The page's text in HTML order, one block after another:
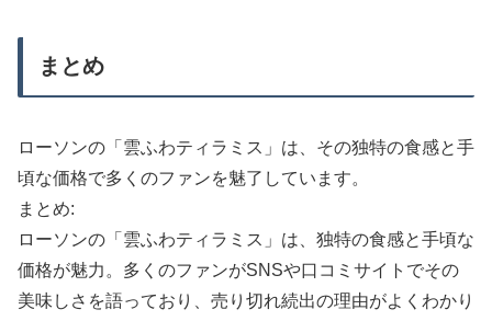
まとめ
ローソンの「雲ふわティラミス」は、その独特の食感と手
頃な価格で多くのファンを魅了しています。
まとめ:
ローソンの「雲ふわティラミス」は、独特の食感と手頃な
価格が魅力。多くのファンがSNSや口コミサイトでその
美味しさを語っており、売り切れ続出の理由がよくわかり